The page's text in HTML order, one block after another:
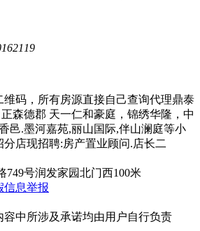
码，所有房源直接自己查询代理鼎泰
森德郡 天一仁和豪庭，锦绣华隆，中
邑.墨河嘉苑,丽山国际,伴山澜庭等小
店现招聘:房产置业顾问.店长二
749号润发家园北门西100米
息举报
中所涉及承诺均由用户自行负责